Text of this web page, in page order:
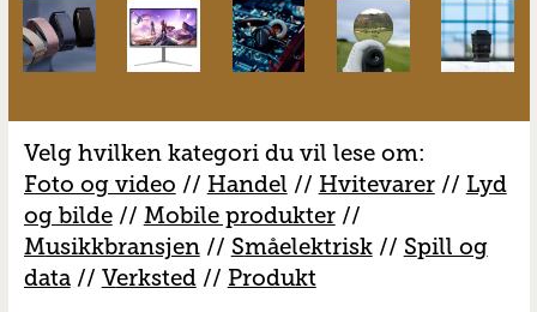
Velg hvilken kategori du vil lese om:
Foto og video // Handel // Hvitevarer// Lyd
og bilde// Mobile produkter//
Musikkbransjen// Småelektrisk// Spill og
data// Verksted// Produkt